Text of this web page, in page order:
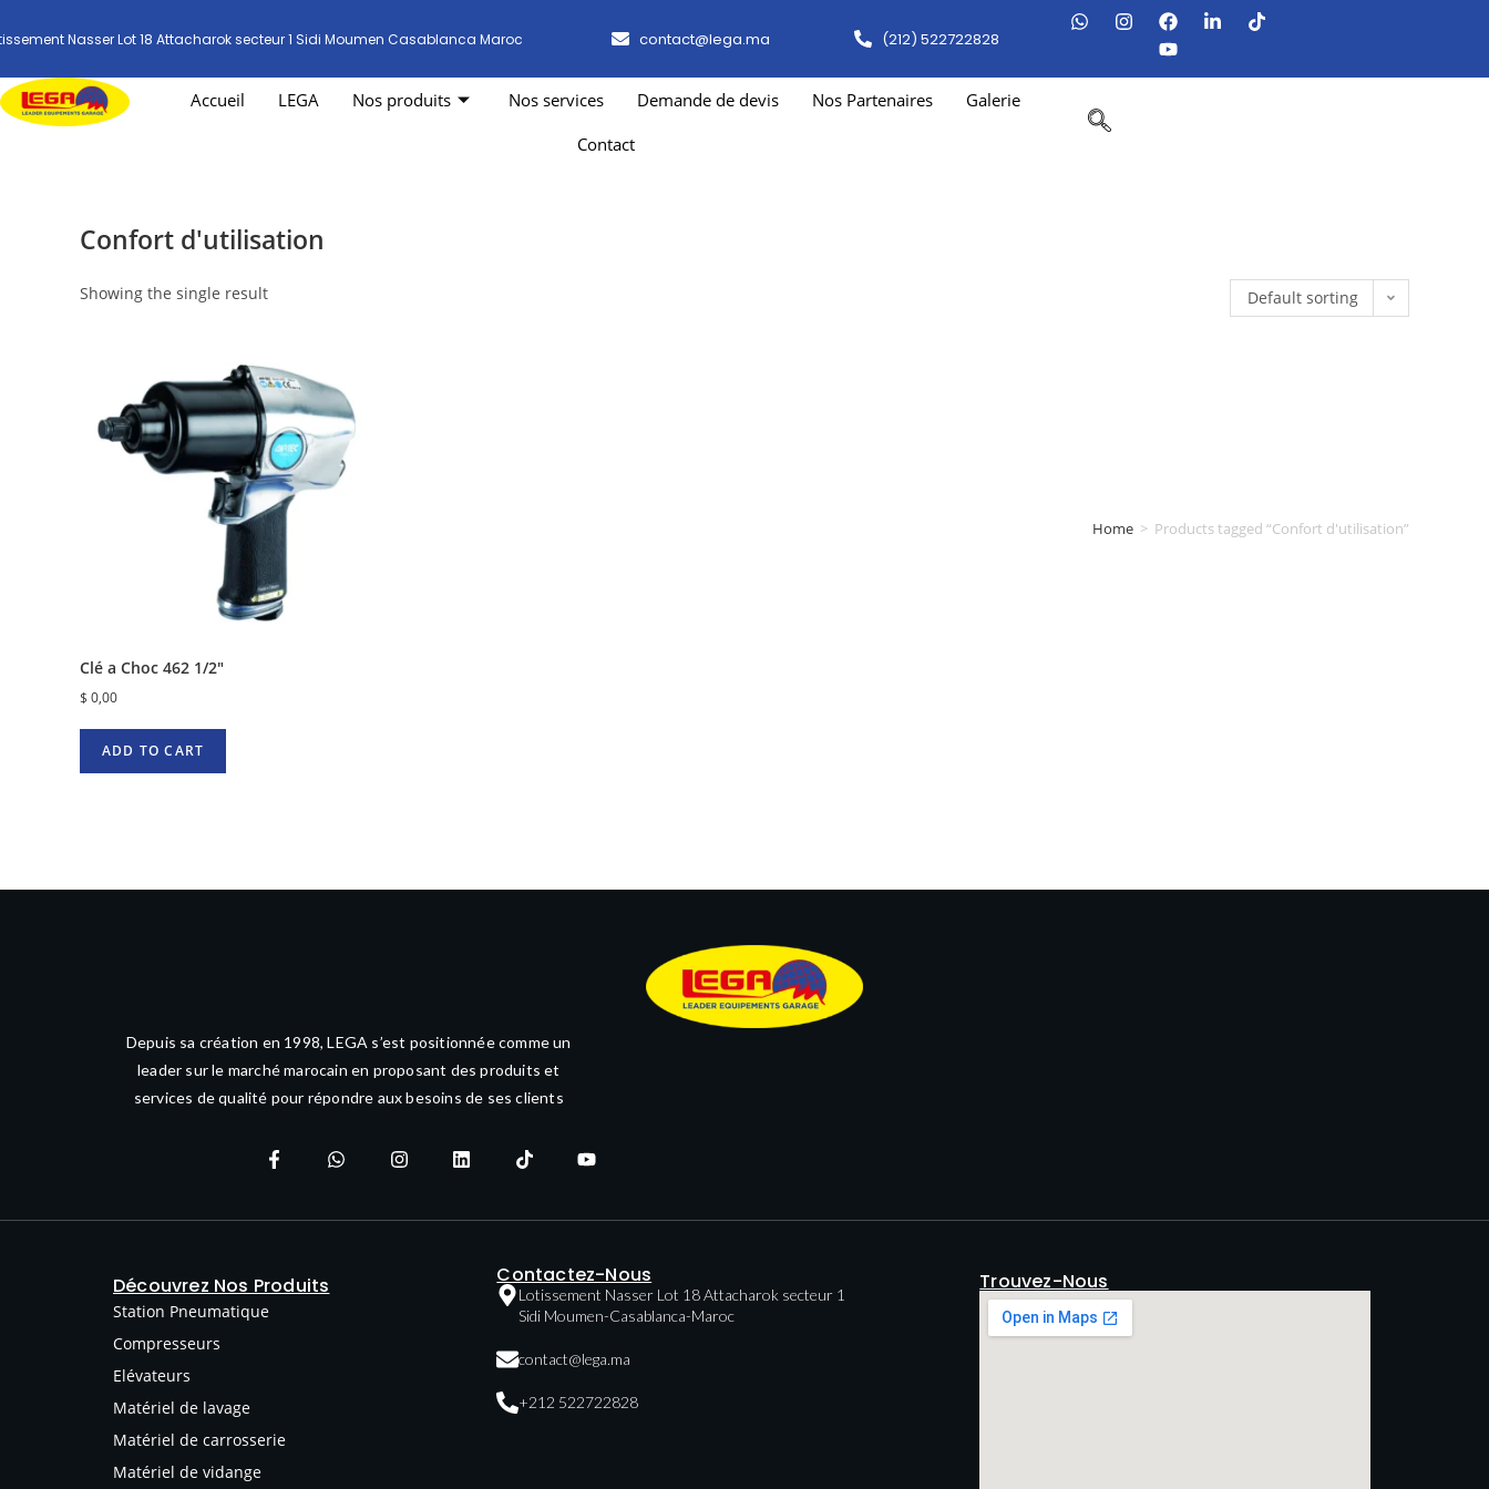
Nasser Lot 18 Attacharok secteur 1 Sidi Moumen Casablanca Maroc contact@lega.ma (212) 522722828
Accueil LEGA Nos produits Nos services Demande de devis Nos Partenaires
Galerie
Contact
Home > Products tagged “Confort d'utilisation”
Confort d'utilisation
Showing the single result Default sorting
Clé a Choc 462 1/2″
$ 0,00
ADD TO CART
Depuis sa création en 1998, LEGA s’est positionnée comme un
leader sur le marché marocain en proposant des produits et
services de qualité pour répondre aux besoins de ses clients
Découvrez Nos Produits
Station Pneumatique
Compresseurs
Elévateurs
Matériel de lavage
Matériel de carrosserie
Matériel de vidange
Contactez-Nous
Lotissement Nasser Lot 18 Attacharok secteur 1
Sidi Moumen-Casablanca-Maroc
contact@lega.ma
+212 522722828
Trouvez-Nous